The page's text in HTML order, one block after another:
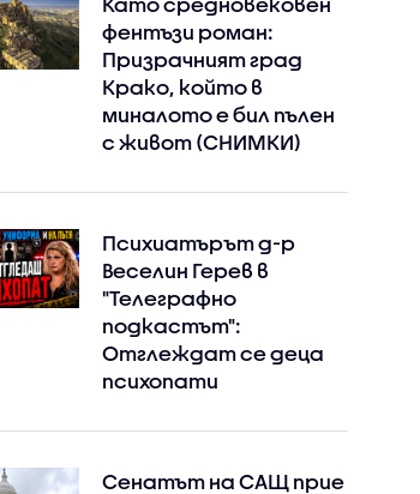
фентъзи роман:
Призрачният град
Крако, който в
миналото е бил пълен
с живот (СНИМКИ)
Психиатърът д-р
Веселин Герев в
"Телеграфно
подкастът":
Отглеждат се деца
психопати
Сенатът на САЩ прие